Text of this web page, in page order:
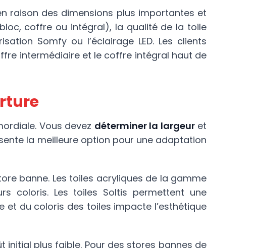
raison des dimensions plus importantes et
coffre ou intégral), la qualité de la toile
Somfy ou l’éclairage LED. Les clients
intermédiaire et le coffre intégral haut de
Vous devez déterminer la largeuret
la meilleure option pour une adaptation
banne. Les toiles acryliques de la gamme
coloris. Les toiles Soltis permettent une
du coloris des toiles impacte l’esthétique
plus faible. Pour des stores bannes de